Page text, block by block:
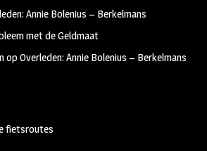
Annie Bolenius – Berkelmans
met de Geldmaat
opOverleden: Annie Bolenius – Berkelmans
fietsroutes